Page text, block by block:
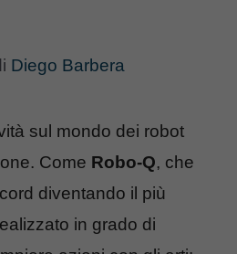
Diego Barbera
sul mondo dei robot
Come Robo-Q, che
diventando il più
in grado di